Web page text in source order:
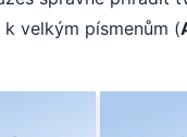
k velkým písmenům (